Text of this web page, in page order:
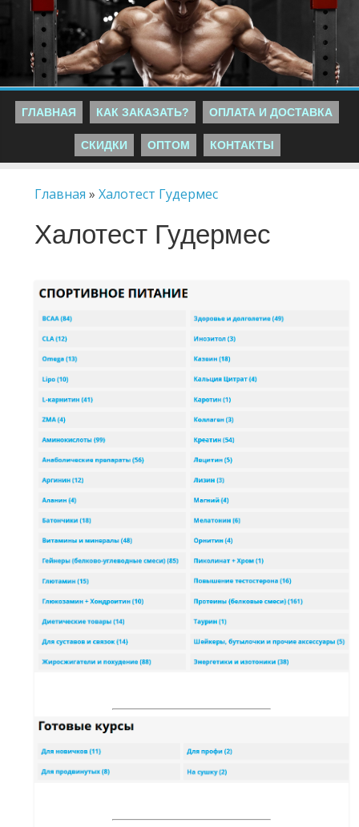
ГЛАВНАЯ КАК ЗАКАЗАТЬ? ОПЛАТА И ДОСТАВКА
СКИДКИ ОПТОМ КОНТАКТЫ
Главная »Халотест Гудермес
Халотест Гудермес